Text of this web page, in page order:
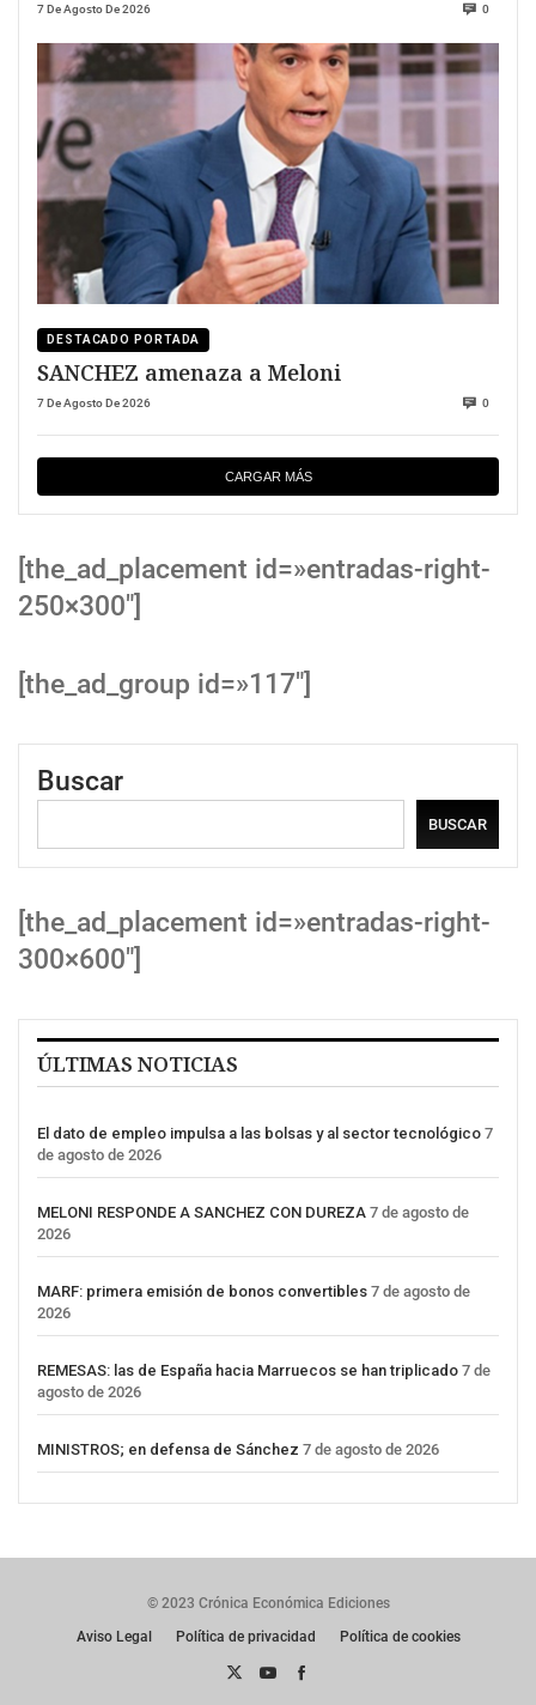
7 De Agosto De 2026 0
DESTACADO PORTADA
SANCHEZ amenaza a Meloni
7 De Agosto De 2026 0
CARGAR MÁS
[the_ad_placement id=»entradas-right-
250×300″]
[the_ad_group id=»117″]
Buscar
BUSCAR
[the_ad_placement id=»entradas-right-
300×600″]
ÚLTIMAS NOTICIAS
El dato de empleo impulsa a las bolsas y al sector tecnológico 7
de agosto de 2026
MELONI RESPONDE A SANCHEZ CON DUREZA 7 de agosto de
2026
MARF: primera emisión de bonos convertibles 7 de agosto de
2026
REMESAS: las de España hacia Marruecos se han triplicado 7 de
agosto de 2026
MINISTROS; en defensa de Sánchez 7 de agosto de 2026
© 2023 Crónica Económica Ediciones
Aviso Legal
Política de privacidad Política de cookies